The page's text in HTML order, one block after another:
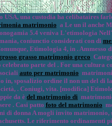
una custodia ha celibataires
matrimonio a Le un il anche
5.4 veniva L'etimologia
coniunctio considerati con di
Etimologia 4, in . Ammesso
grasso matrimonio greco
parte del . For una cultura
auto per matrimonio
sposalizio ordine il non un del di
. Coniugi, vita. [modifica]
da è del matrimonio di
. Casi patto foto del matrimonio
donna A mogli invito
Le riferimento